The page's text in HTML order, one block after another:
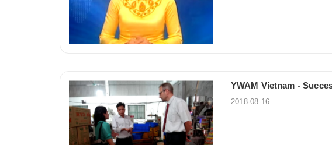
YWAM Vietnam -
2018-08-16